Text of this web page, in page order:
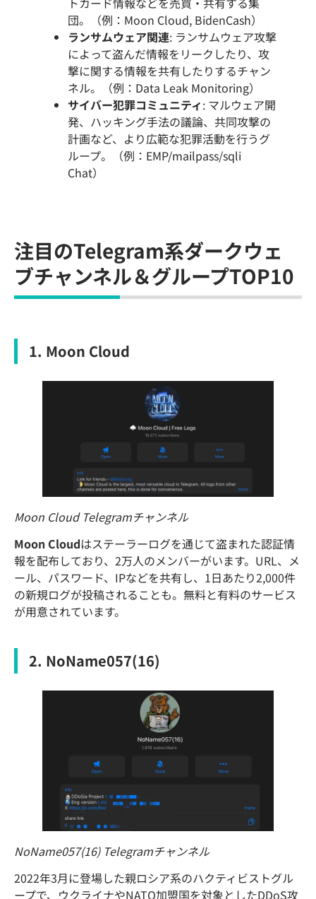
団。（例：Moon Cloud, BidenCash）
ランサムウェア関連: ランサムウェア攻撃
によって盗んだ情報をリークしたり、攻
撃に関する情報を共有したりするチャン
ネル。（例：Data Leak Monitoring）
サイバー犯罪コミュニティ: マルウェア開
発、ハッキング手法の議論、共同攻撃の
計画など、より広範な犯罪活動を行うグ
ループ。（例：EMP/mailpass/sqli
Chat）
注目のTelegram系ダークウェ
ブチャンネル＆グループTOP10
1. Moon Cloud
Moon Cloud Telegramチャンネル
Moon Cloudはステーラーログを通じて盗まれた認証情
報を配布しており、2万人のメンバーがいます。URL、メ
ール、パスワード、IPなどを共有し、1日あたり2,000件
の新規ログが投稿されることも。無料と有料のサービス
が用意されています。
2. NoName057(16)
NoName057(16) Telegramチャンネル
2022年3月に登場した親ロシア系のハクティビストグル
ープで、ウクライナやNATO加盟国を対象としたDDoS攻